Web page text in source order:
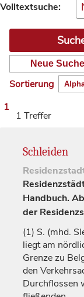
Volltextsuche:
Neue
Sortierung
1
1 Treffer
Schleiden
Handbuch.
der
(1) S. (mhd.
liegt am
Grenze zu
den
Durchflossen